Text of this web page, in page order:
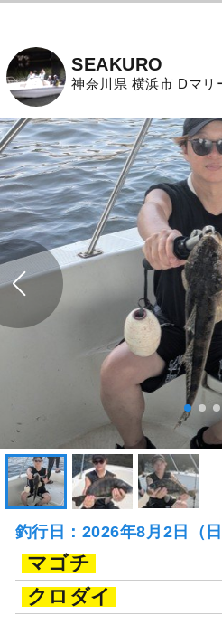
SEAKURO
神奈川県 横浜市 Dマリ
釣行日：2026年8月2日（
マゴチ
クロダイ